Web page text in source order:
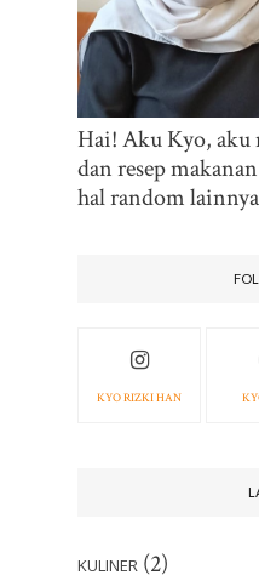
Hai! Aku Kyo, aku
dan resep
hal random
KYO RIZKI HAN
KULINER (2)